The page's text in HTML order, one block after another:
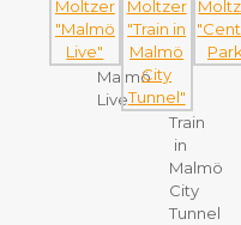
Malmö
Live
Train
in
Malmö
City
Tunnel